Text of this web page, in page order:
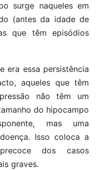
surge naqueles em
(antes da idade de
que têm episódios
era essa persistência
aqueles que têm
não têm um
do hipocampo
mas uma
Isso coloca a
dos casos
graves.